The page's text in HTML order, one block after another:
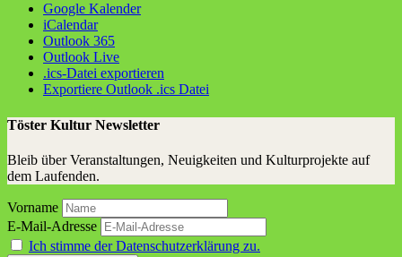
Google Kalender
iCalendar
Outlook 365
Outlook Live
.ics-Datei exportieren
Exportiere Outlook .ics Datei
Töster Kultur Newsletter
Bleib über Veranstaltungen, Neuigkeiten und Kulturprojekte auf
dem Laufenden.
Vorname
E-Mail-Adresse
Ich stimme der Datenschutzerklärung zu.